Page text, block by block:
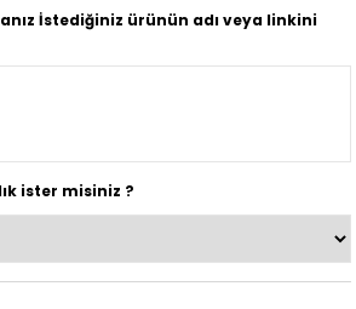
İstediğiniz ürünün adı veya linkini
ister misiniz ?